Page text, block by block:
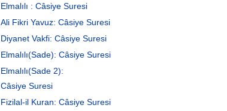
Elmalılı : Câsiye Suresi
Ali Fikri Yavuz: Câsiye Suresi
Diyanet Vakfi: Câsiye Suresi
Elmalılı(Sade): Câsiye Suresi
Elmalılı(Sade 2):
Câsiye Suresi
Fizilal-il Kuran: Câsiye Suresi